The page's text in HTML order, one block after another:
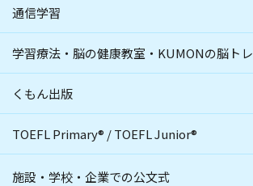
通信学習
学習療法・脳の健康教室・KUMONの脳トレ
くもん出版
TOEFL Primary® /TOEFL Junior®
施設・学校・企業での公文式